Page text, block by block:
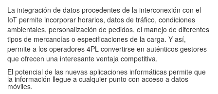
La integración de datos procedentes de la interconexión con el
IoT permite incorporar horarios, datos de tráfico, condiciones
ambientales, personalización de pedidos, el manejo de diferentes
tipos de mercancías o especificaciones de la carga. Y así,
permite a los operadores 4PL convertirse en auténticos gestores
que ofrecen una interesante ventaja competitiva.
El potencial de las nuevas aplicaciones informáticas permite que
la información llegue a cualquier punto con acceso a datos
móviles.